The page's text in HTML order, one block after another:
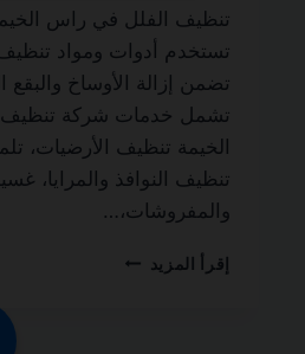
تنظيف الفلل في راس
تستخدم أدوات ومواد تنظيف
تضمن إزالة الأوساخ والبقع
تشمل خدمات شركة
الخيمة تنظيف الأرضيات،
تنظيف النوافذ والمرايا،
والمفروشات،…
إقرأ المزيد شركة